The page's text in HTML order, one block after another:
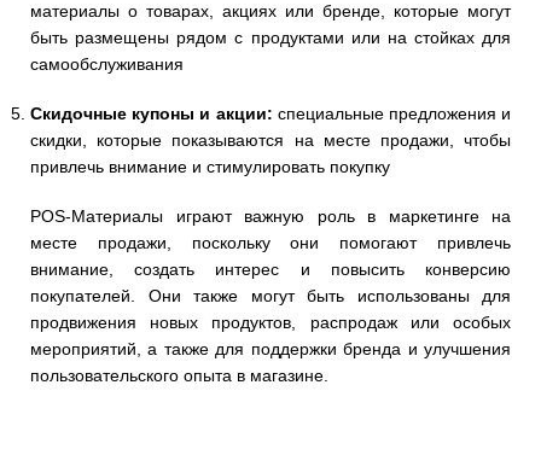
материалы о товарах, акциях или бренде, которые могут
быть размещены рядом с продуктами или на стойках для
самообслуживания
Скидочные купоны и акции: специальные предложения и
скидки, которые показываются на месте продажи, чтобы
привлечь внимание и стимулировать покупку
POS-Материалы играют важную роль в маркетинге на
месте продажи, поскольку они помогают привлечь
внимание, создать интерес и повысить конверсию
покупателей. Они также могут быть использованы для
продвижения новых продуктов, распродаж или особых
мероприятий, а также для поддержки бренда и улучшения
пользовательского опыта в магазине.